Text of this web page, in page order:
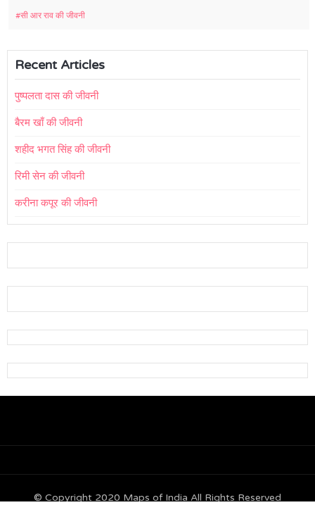
सी आर राव की जीवनी
Recent Articles
पुष्पलता दास की जीवनी
बैरम खाँ की जीवनी
शहीद भगत सिंह की जीवनी
रिमी सेन की जीवनी
करीना कपूर की जीवनी
© Copyright 2020 Maps of India All Rights Reserved